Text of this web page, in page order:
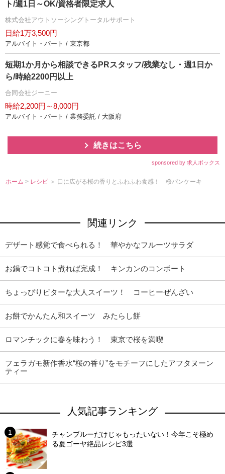
ト/週1日～OK/資格者限定求人
株式会社アウトソーシングトータルサポート
日給1万3,500円
アルバイト・パート / 東京都
短期1か月から相談できるPRスタッフ/残業なし・週1日か
ら/時給2200円以上
合同会社ジーニー
時給2,200円～8,000円
アルバイト・パート / 業務委託 / 大阪府
続きはこちら
sponsored by 求人ボックス
ホーム > レシピ ＞ 口に広がる桜の香りとふわふわ食感！ 桜パンケーキ
関連リンク
デザート感覚で食べられる！ 華やかなフルーツサラダ
お鍋でコトコト煮れば完成！ キンカンのコンポート
ちょっぴりビターな大人スイーツ！ コーヒーぜんざい
お餅でかんたん和スイーツ みたらし餅
ロマンチックに春を味わう！ 東京で桜を満喫
フェラガモ新作香水“桜の香り”をモチーフにしたアフタヌーン
ティー
人気記事ランキング
チャンプルーだけじゃもったいない！今年こそ極め
る夏ゴーヤ絶品レシピ3選